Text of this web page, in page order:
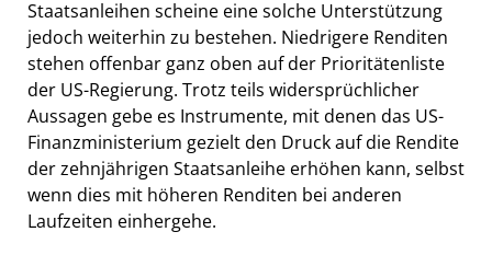
Staatsanleihen scheine eine solche Unterstützung
jedoch weiterhin zu bestehen. Niedrigere Renditen
stehen offenbar ganz oben auf der Prioritätenliste
der US-Regierung. Trotz teils widersprüchlicher
Aussagen gebe es Instrumente, mit denen das US-
Finanzministerium gezielt den Druck auf die Rendite
der zehnjährigen Staatsanleihe erhöhen kann, selbst
wenn dies mit höheren Renditen bei anderen
Laufzeiten einhergehe.